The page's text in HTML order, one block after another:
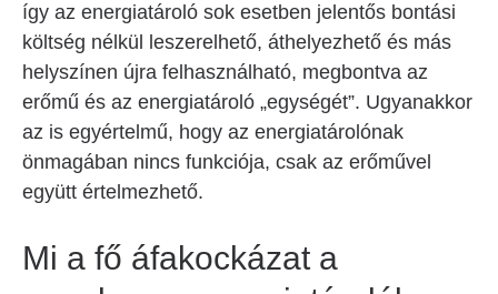
így az energiatároló sok esetben jelentős bontási
költség nélkül leszerelhető, áthelyezhető és más
helyszínen újra felhasználható, megbontva az
erőmű és az energiatároló „egységét”. Ugyanakkor
az is egyértelmű, hogy az energiatárolónak
önmagában nincs funkciója, csak az erőművel
együtt értelmezhető.
Mi a fő áfakockázat a